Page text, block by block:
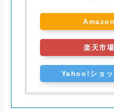
楽天市
Yahoo!ショッ